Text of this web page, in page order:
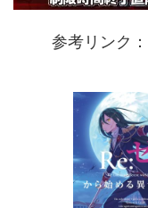
参考リンク：